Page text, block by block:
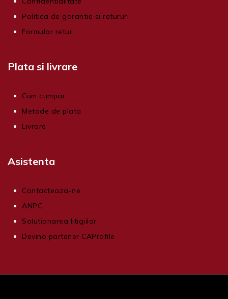
Politica de garantie si retururi
Formular retur
Plata si livrare
Cum cumpar
Metode de plata
Livrare
Asistenta
Contacteaza-ne
ANPC
Solutionarea litigiilor
Devino partener CAProfile